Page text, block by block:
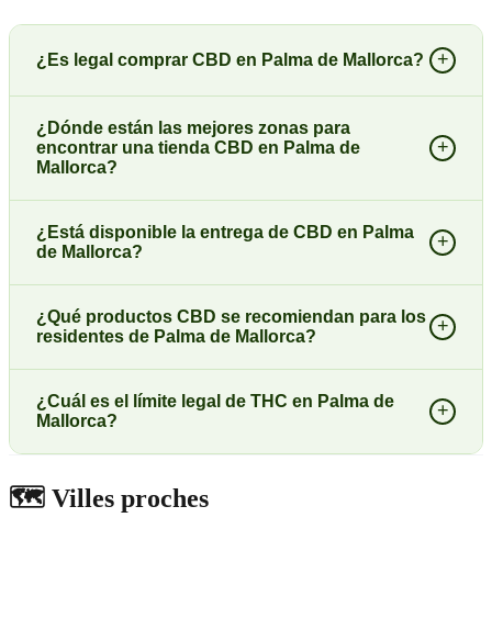
¿Es legal comprar CBD en Palma de Mallorca? +
¿Dónde están las mejores zonas para
encontrar una tienda CBD en Palma de
Mallorca?
+
¿Está disponible la entrega de CBD en Palma
de Mallorca?
+
¿Qué productos CBD se recomiendan para los
residentes de Palma de Mallorca?
+
¿Cuál es el límite legal de THC en Palma de
Mallorca?
+
🗺️ Villes proches